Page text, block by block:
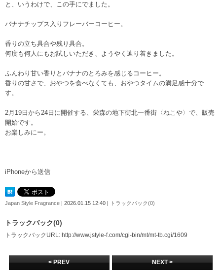
と、いうわけで、この手にでました。
バナナチップス入りフレーバーコーヒー。
香りの立ち具合や残り具合。
何度も何人にもお試しいただき、ようやく辿り着きました。
ふんわり甘い香りとバナナのとろみを感じるコーヒー。
香りの甘さで、おやつを食べなくても、おやつタイムの満足感十分で
す。
2月19日から24日に開催する、栄森の地下街北一番街〈ねこや〉で、販売
開始です。
お楽しみにー。
iPhoneから送信
Japan Style Fragrance | 2026.01.15 12:40 | トラックバック(0)
トラックバック(0)
トラックバックURL: http://www.jstyle-f.com/cgi-bin/mt/mt-tb.cgi/1609
< PREV NEXT >